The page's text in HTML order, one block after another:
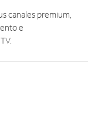
canales premium,
e